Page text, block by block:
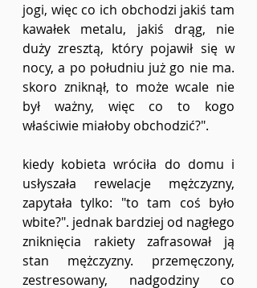
jogi, więc co ich obchodzi jakiś tam
kawałek metalu, jakiś drąg, nie
duży zresztą, który pojawił się w
nocy, a po południu już go nie ma.
skoro zniknął, to może wcale nie
był ważny, więc co to kogo
właściwie miałoby obchodzić?".
kiedy kobieta wróciła do domu i
usłyszała rewelacje mężczyzny,
zapytała tylko: "to tam coś było
wbite?". jednak bardziej od nagłego
zniknięcia rakiety zafrasował ją
stan mężczyzny. przemęczony,
zestresowany, nadgodziny co